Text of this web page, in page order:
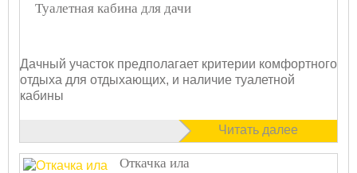
Туалетная кабина для дачи
Дачный участок предполагает критерии комфортного
отдыха для отдыхающих, и наличие туалетной
кабины
Читать далее
Откачка ила